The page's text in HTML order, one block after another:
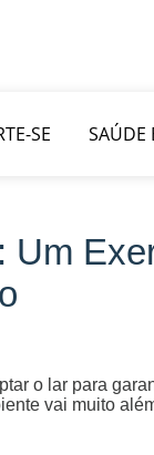
SE SAÚDE
Um
o lar para
vai muito